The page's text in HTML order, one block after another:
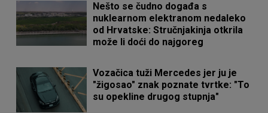
Nešto se čudno događa s
nuklearnom elektranom nedaleko
od Hrvatske: Stručnjakinja otkrila
može li doći do najgoreg
Vozačica tuži Mercedes jer ju je
"žigosao" znak poznate tvrtke: "To
su opekline drugog stupnja"